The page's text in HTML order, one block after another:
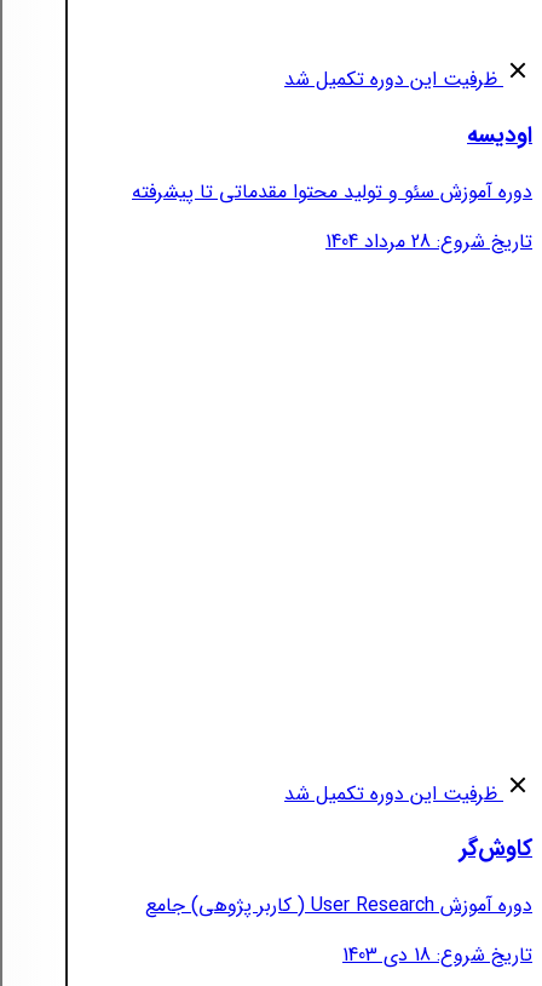
ظرفیت این دوره تکمیل شد
اودیسه
دوره آموزش سئو و تولید محتوا مقدماتی تا پیشرفته
تاریخ شروع: 28 مرداد 1404
ظرفیت این دوره تکمیل شد
کاوش‌گر
دوره آموزش User Research ( کاربر پژوهی) جامع
تاریخ شروع: 18 دی 1403